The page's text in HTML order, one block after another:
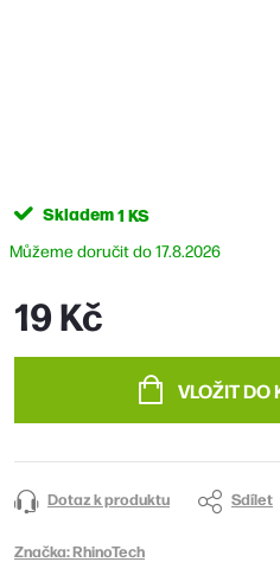
Skladem1 KS
17.8.2026
19 Kč
VLOŽIT DO
Dotaz k produktu Sdílet
Značka:RhinoTech